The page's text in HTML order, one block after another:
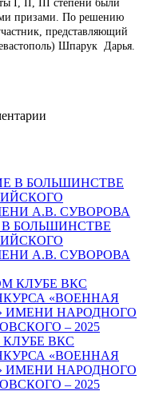
I, II, III степени были
призами. По решению
представляющий
Шпарук Дарья.
БОЛЬШИНСТВЕ
А.В. СУВОРОВА
ВКС
«ВОЕННАЯ
ИМЕНИ НАРОДНОГО
– 2025